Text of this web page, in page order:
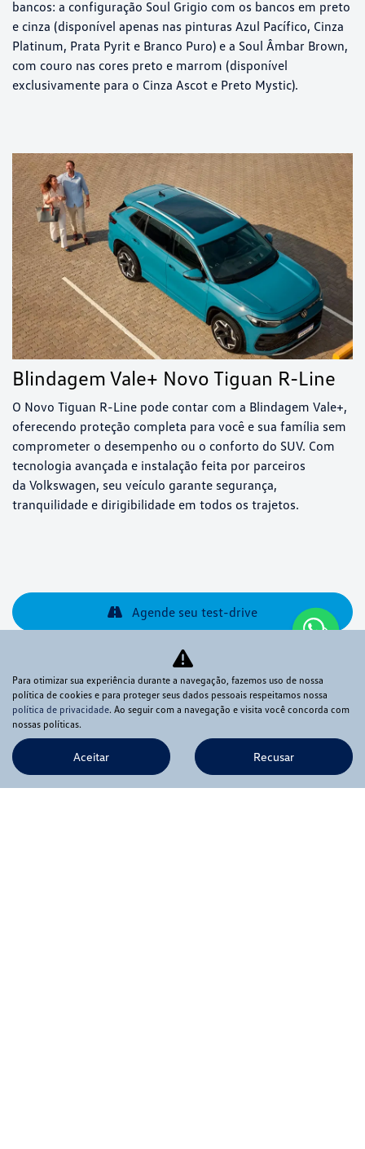
bancos: a configuração Soul Grigio com os bancos em preto
e cinza (disponível apenas nas pinturas Azul Pacífico, Cinza
Platinum, Prata Pyrit e Branco Puro) e a Soul Âmbar Brown,
com couro nas cores preto e marrom (disponível
exclusivamente para o Cinza Ascot e Preto Mystic).
Blindagem Vale+ Novo Tiguan R-Line
O Novo Tiguan R-Line pode contar com a Blindagem Vale+,
oferecendo proteção completa para você e sua família sem
comprometer o desempenho ou o conforto do SUV. Com
tecnologia avançada e instalação feita por parceiros
da Volkswagen, seu veículo garante segurança,
tranquilidade e dirigibilidade em todos os trajetos.
Ver telefones
Agende seu test-drive
Para otimizar sua experiência durante a navegação, fazemos uso de nossa
política de cookies e para proteger seus dados pessoais respeitamos nossa
política de privacidade. Ao seguir com a navegação e visita você concorda com
nossas políticas.
Aceitar Recusar